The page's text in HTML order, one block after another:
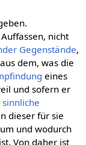
nicht
Gegenstände,
dem, was die
eines
und sofern er
sinnliche
dieser für sie
und wodurch
Von daher ist